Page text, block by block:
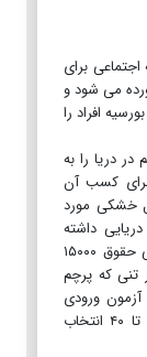
اجتماعی برای
می شود و
افراد را
دریا را به
کسب آن
خشکی مورد
داشته
باشند؛ اگر کسی مشقت کار دریایی را بداند، ولی حقوق ۱۵۰۰۰
ـ مثل فرمانده کشتی ۵۰ هزار تنی که پرچم
آزمون ورودی
بالاترین امتیاز را کسب کند، نه اینکه ردیف ۳۰ تا ۴۰ انتخاب